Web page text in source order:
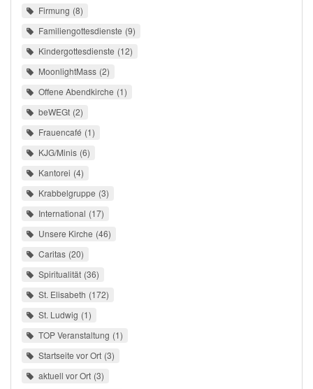
Firmung 8
Familiengottesdienste 9
Kindergottesdienste 12
MoonlightMass 2
Offene Abendkirche 1
beWEGt 2
Frauencafé 1
KJG/Minis 6
Kantorei 4
Krabbelgruppe 3
International 17
Unsere Kirche 46
Caritas 20
Spiritualität 36
St. Elisabeth 172
St. Ludwig 1
TOP Veranstaltung 1
Startseite vor Ort 3
aktuell vor Ort 3